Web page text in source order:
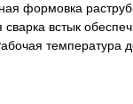
формовка
встык
температура